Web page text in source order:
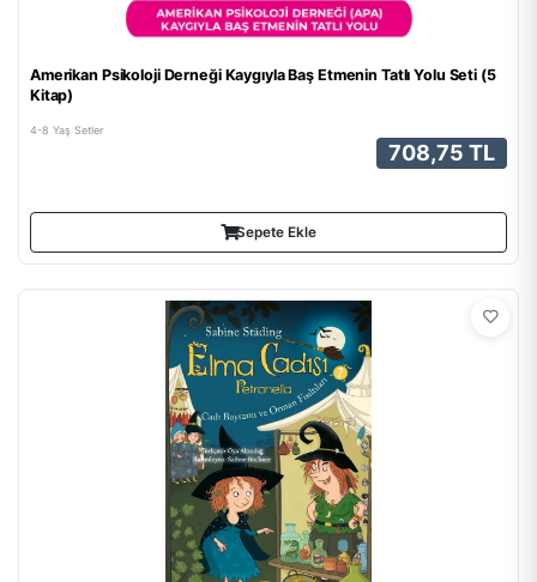
Amerikan Psikoloji Derneği Kaygıyla Baş Etmenin Tatlı Yolu Seti (5
Kitap)
4-8 Yaş Setler
708,75 TL
Sepete Ekle